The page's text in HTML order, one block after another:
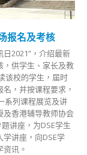
报名及考核
2021”，介绍最新
，供学生、家长及教
该校的学生，届时
，并按课程要求，
系列课程展览及讲
及香港辅导教师协会
讲座，为DSE学生
讲座，向DSE学
讯。